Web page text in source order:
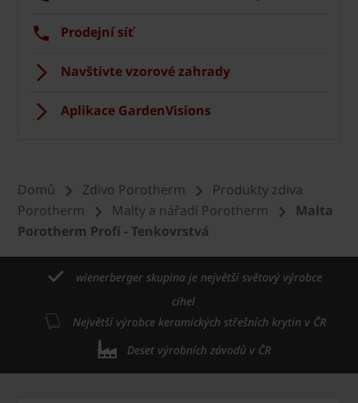
Prodejní síť
Navštivte vzorové zahrady
Aplikace GardenVisions
Domů Zdivo Porotherm
Produkty zdiva
Porotherm
Malty a nářadí Porotherm
Malta
Porotherm Profi - Tenkovrstvá
wienerberger skupina je největší světový výrobce
cihel
Největší výrobce keramických střešních krytin v ČR
Deset výrobních závodů v ČR